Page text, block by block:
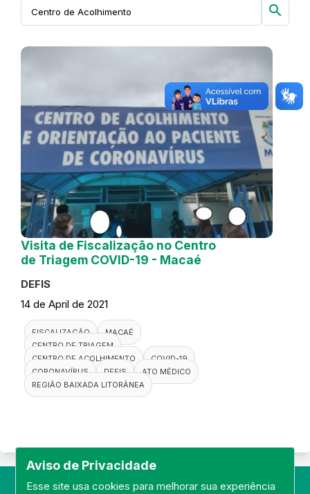
Aviso de Privacidade
Esse site usa cookies para melhorar sua experiência
search
Visita de Fiscalização no Centro
de Triagem COVID-19 - Macaé
DEFIS
14 de April de 2021
FISCALIZAÇÃO
MACAÉ
CENTRO DE TRIAGEM
CENTRO DE ACOLHIMENTO
COVID-19
CORONAVÍRUS
DEFIS
ATO MÉDICO
REGIÃO BAIXADA LITORÂNEA